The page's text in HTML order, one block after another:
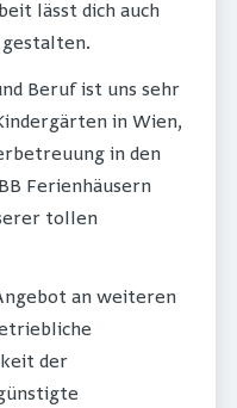
lässt dich auch
Beruf ist uns sehr
in Wien,
in den
Ferienhäusern
tollen
an weiteren
der